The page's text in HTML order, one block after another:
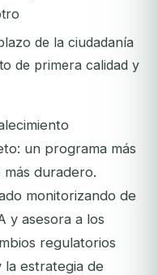
de la ciudadanía
de primera calidad y
un programa más
duradero.
monitorizando de
y asesora a los
regulatorios
estrategia de